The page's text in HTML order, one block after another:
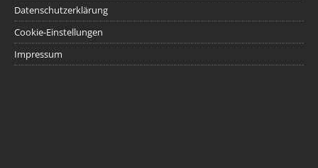
Datenschutzerklärung
Cookie-Einstellungen
Impressum